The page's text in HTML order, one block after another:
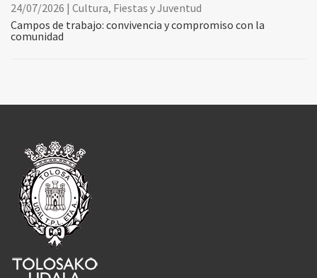
24/07/2026 | Cultura, Fiestas y Juventud
Campos de trabajo: convivencia y compromiso con la
comunidad